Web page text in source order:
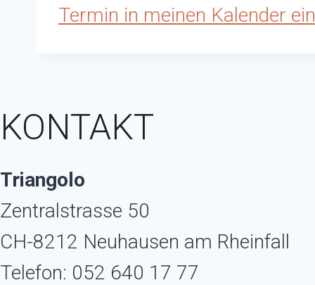
Termin in meinen Kalender
KONTAKT
Triangolo
Zentralstrasse 50
CH-8212 Neuhausen am Rheinfall
Telefon: 052 640 17 77